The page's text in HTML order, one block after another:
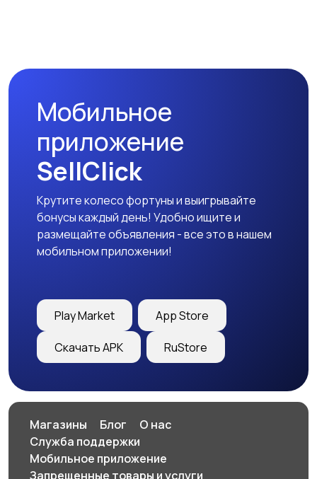
Мобильное
приложение
SellClick
Крутите колесо фортуны и выигрывайте
бонусы каждый день! Удобно ищите и
размещайте объявления - все это в нашем
мобильном приложении!
Play Market App Store
Скачать APK RuStore
Магазины Блог
О нас
Служба поддержки
Мобильное приложение
Запрещенные товары и услуги